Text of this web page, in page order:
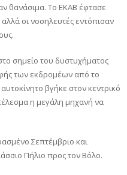
θανάσιμα. Το ΕΚΑΒ έφτασε
οι νοσηλευτές εντόπισαν
σημείο του δυστυχήματος
των εκδρομέων από το
βγήκε στον κεντρικό
η μεγάλη μηχανή να
Σεπτέμβριο και
Πήλιο προς τον Βόλο.